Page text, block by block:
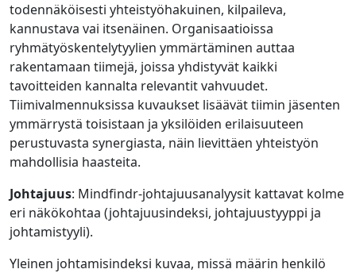
todennäköisesti yhteistyöhakuinen, kilpaileva,
kannustava vai itsenäinen. Organisaatioissa
ryhmätyöskentelytyylien ymmärtäminen auttaa
rakentamaan tiimejä, joissa yhdistyvät kaikki
tavoitteiden kannalta relevantit ​​vahvuudet.
Tiimivalmennuksissa kuvaukset lisäävät tiimin jäsenten
ymmärrystä toisistaan ja yksilöiden erilaisuuteen
perustuvasta synergiasta, näin lievittäen yhteistyön
mahdollisia haasteita.
Johtajuus: Mindfindr-johtajuusanalyysit kattavat kolme
eri näkökohtaa (johtajuusindeksi, johtajuustyyppi ja
johtamistyyli).
Yleinen johtamisindeksi kuvaa, missä määrin henkilö